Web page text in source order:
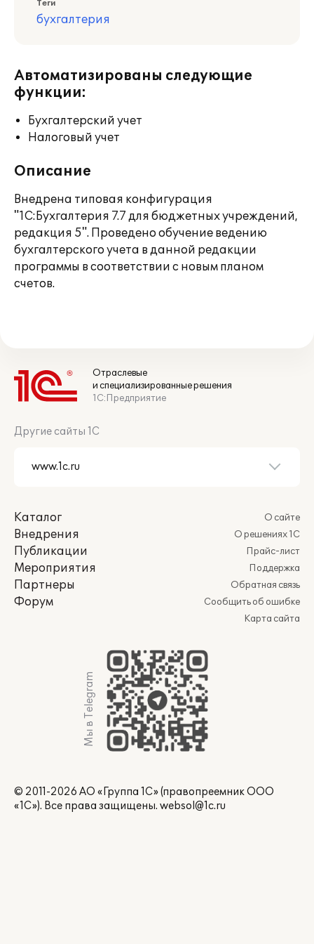
Теги
бухгалтерия
Автоматизированы следующие
функции:
Бухгалтерский учет
Налоговый учет
Описание
Внедрена типовая конфигурация
"1С:Бухгалтерия 7.7 для бюджетных учреждений,
редакция 5". Проведено обучение ведению
бухгалтерского учета в данной редакции
программы в соответствии с новым планом
счетов.
Отраслевые
и специализированные решения
1С:Предприятие
Другие сайты 1С
Каталог
Внедрения
Публикации
Мероприятия
Партнеры
Форум
О сайте
О решениях 1С
Прайс-лист
Поддержка
Обратная связь
Сообщить об ошибке
Карта сайта
Мы в Telegram
© 2011-2026 АО «Группа 1С» (правопреемник ООО
«1С»). Все права защищены. websol@1c.ru